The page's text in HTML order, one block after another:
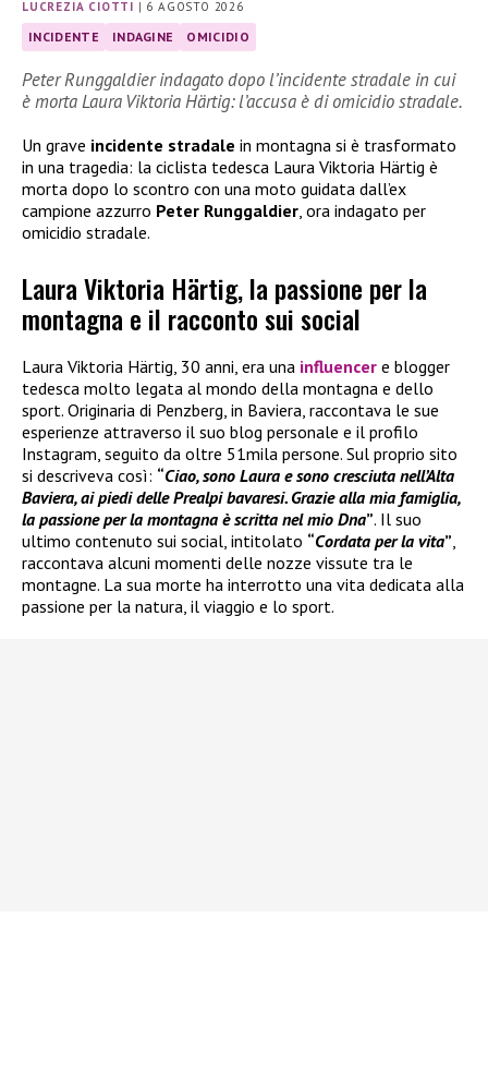
LUCREZIA CIOTTI | 6 AGOSTO 2026
INCIDENTE INDAGINE OMICIDIO
Peter Runggaldier indagato dopo l’incidente stradale in cui
è morta Laura Viktoria Härtig: l’accusa è di omicidio stradale.
Un grave incidente stradale in montagna si è trasformato
in una tragedia: la ciclista tedesca Laura Viktoria Härtig è
morta dopo lo scontro con una moto guidata dall’ex
campione azzurro Peter Runggaldier, ora indagato per
omicidio stradale.
Laura Viktoria Härtig, la passione per la
montagna e il racconto sui social
Laura Viktoria Härtig, 30 anni, era una influencer e blogger
tedesca molto legata al mondo della montagna e dello
sport. Originaria di Penzberg, in Baviera, raccontava le sue
esperienze attraverso il suo blog personale e il profilo
Instagram, seguito da oltre 51mila persone. Sul proprio sito
si descriveva così: “Ciao, sono Laura e sono cresciuta nell’Alta
Baviera, ai piedi delle Prealpi bavaresi. Grazie alla mia famiglia,
la passione per la montagna è scritta nel mio Dna”. Il suo
ultimo contenuto sui social, intitolato “Cordata per la vita”
raccontava alcuni momenti delle nozze vissute tra le
montagne. La sua morte ha interrotto una vita dedicata alla
passione per la natura, il viaggio e lo sport.